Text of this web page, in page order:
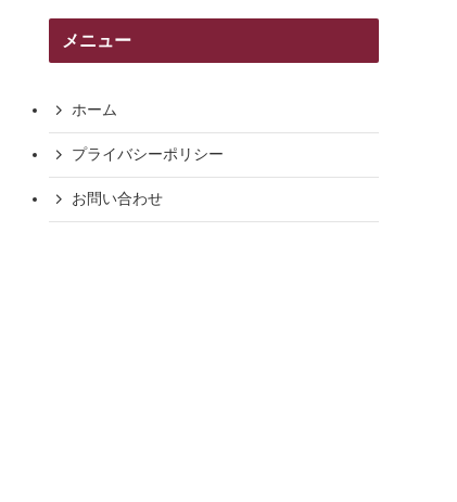
リ
メニュー
ホーム
プライバシーポリシー
お問い合わせ